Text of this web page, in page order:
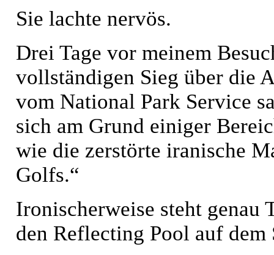
Sie lachte nervös.
Drei Tage vor meinem
vollständigen Sieg über die
vom National Park Service
sich am Grund einiger
wie die zerstörte iranische
Golfs.“
Ironischerweise steht
den Reflecting Pool auf dem